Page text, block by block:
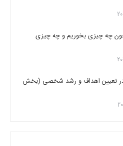
چه چیزی بخوریم و چه چیزی
در تعیین اهداف و رشد شخصی (بخش